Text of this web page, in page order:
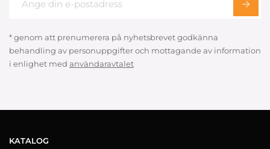
* genom att prenumerera på nyhetsbrevet godkänna
behandling av personuppgifter och mottagande av information
i enlighet med användaravtalet
KATALOG